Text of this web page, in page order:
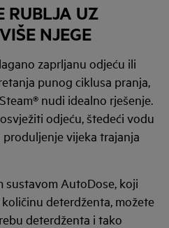
RUBLJA UZ
NJEGE
zaprljanu odjeću ili
punog ciklusa pranja,
nudi idealno rješenje.
odjeću, štedeći vodu
vijeka trajanja
sustavom AutoDose, koji
deterdženta, možete
deterdženta i tako